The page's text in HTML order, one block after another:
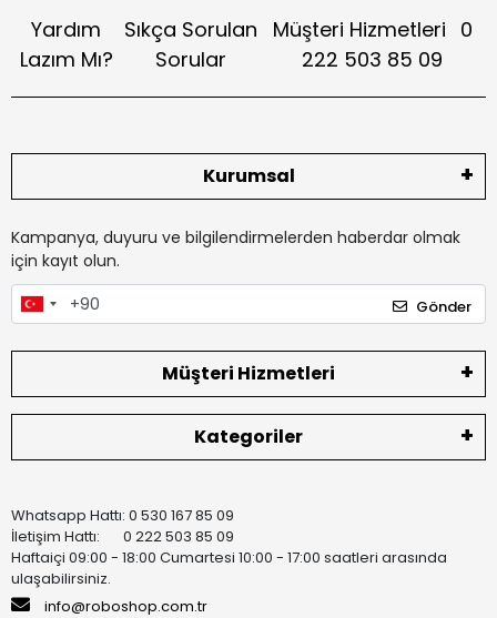
Yardım
Lazım Mı?
Sıkça Sorulan
Sorular
Müşteri Hizmetleri 0
222 503 85 09
Kurumsal
Kampanya, duyuru ve bilgilendirmelerden haberdar olmak
için kayıt olun.
Gönder
Müşteri Hizmetleri
Kategoriler
Whatsapp Hattı: 0 530 167 85 09
İletişim Hattı: 0 222 503 85 09
Haftaiçi 09:00 - 18:00 Cumartesi 10:00 - 17:00 saatleri arasında
ulaşabilirsiniz.
info@roboshop.com.tr